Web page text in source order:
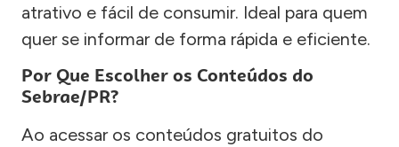
atrativo e fácil de consumir. Ideal para quem
quer se informar de forma rápida e eficiente.
Por Que Escolher os Conteúdos do
Sebrae/PR?
Ao acessar os conteúdos gratuitos do